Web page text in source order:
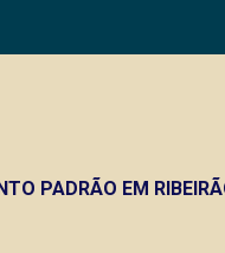
PADRÃO EM